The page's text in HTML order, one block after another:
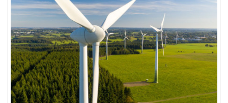
Playback Rate
Chapters
Chapters
Descriptions
descriptions off
Subtitles
subtitles settings, opens subtitles
settings dialog